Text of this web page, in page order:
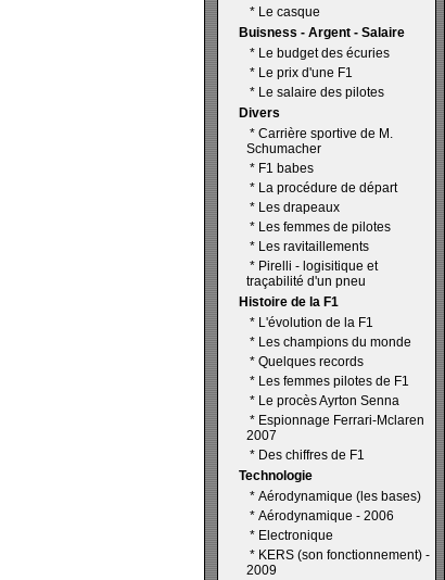
* Le casque
Buisness - Argent - Salaire
* Le budget des écuries
* Le prix d'une F1
* Le salaire des pilotes
Divers
* Carrière sportive de M.
Schumacher
* F1 babes
* La procédure de départ
* Les drapeaux
* Les femmes de pilotes
* Les ravitaillements
* Pirelli - logisitique et
traçabilité d'un pneu
Histoire de la F1
* L'évolution de la F1
* Les champions du monde
* Quelques records
* Les femmes pilotes de F1
* Le procès Ayrton Senna
* Espionnage Ferrari-Mclaren
2007
* Des chiffres de F1
Technologie
* Aérodynamique (les bases)
* Aérodynamique - 2006
* Electronique
* KERS (son fonctionnement) -
2009